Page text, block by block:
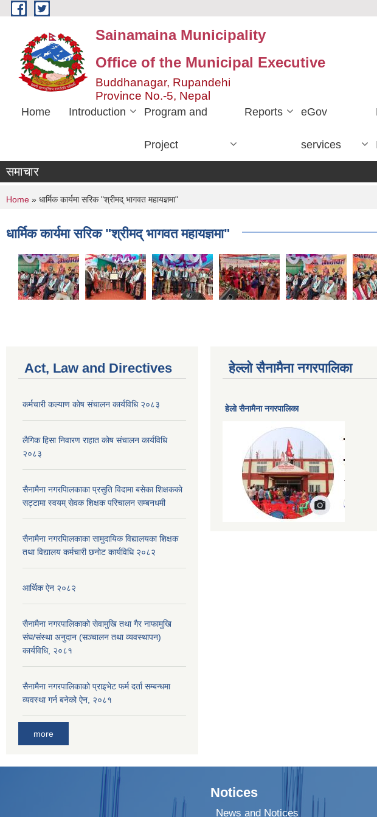
Skip to main content
Sainamaina Municipality
Office of the Municipal Executive
Buddhanagar, Rupandehi
Province No.-5, Nepal
Home Introduction Program and
Project
Reports eGov
services
समाचार
You are here
Home » धार्मिक कार्यमा सरिक "श्रीमद् भागवत महायज्ञमा"
धार्मिक कार्यमा सरिक "श्रीमद् भागवत महायज्ञमा"
Act, Law and Directives
कर्मचारी कल्याण काेष संचालन कार्यविधि २०८३
लैगिक हिसा निवारण राहात कोष संचालन कार्यविधि
२०८३
सैनामैना नगरपािलकाका प्रसुति विदामा बसेका शिक्षककाे
सट्टामा स्वयम् सेवक शिक्षक परिचालन सम्बनधमी
सैनामैना नगरपािलकाका सामुदायिक विद्यालयका शिक्षक
तथा विद्यालय कर्मचारी छनाेट कार्यविधि २०८२
आर्थिक ऐन २०८२
सैनामैना नगरपालिकाको सेवामुखि तथा गैर नाफामुखि
संघ/संस्था अनुदान (सञ्चालन तथा व्यवस्थापन)
कार्यविधि, २०८१
सैनामैना नगरपालिकाको प्राइभेट फर्म दर्ता सम्बन्धमा
व्यवस्था गर्न बनेको ऐन, २०८१
more
हेल्लो सैनामैना नगरपालिका
हेलाे सैनामैना नगरपालिका
Notices
News and Notices